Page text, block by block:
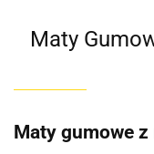
Maty
Maty gumowe